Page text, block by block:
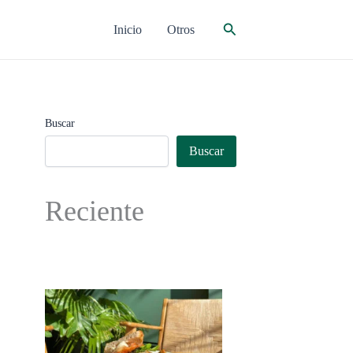
Inicio Otros Buscar
Buscar
Buscar
Reciente